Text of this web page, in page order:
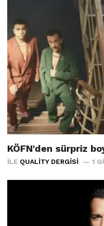
KÖFN'den sürpriz
İLE QUALITY DERGISI 1